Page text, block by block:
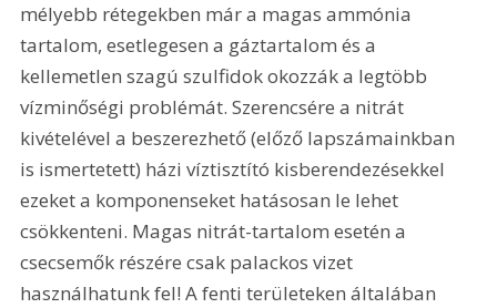
mélyebb rétegekben már a magas ammónia
tartalom, esetlegesen a gáztartalom és a
kellemetlen szagú szulfidok okozzák a legtöbb
vízminőségi problémát. Szerencsére a nitrát
kivételével a beszerezhető (előző lapszámainkban
is ismertetett) házi víztisztító kisberendezésekkel
ezeket a komponenseket hatásosan le lehet
csökkenteni. Magas nitrát-tartalom esetén a
csecsemők részére csak palackos vizet
használhatunk fel! A fenti területeken általában